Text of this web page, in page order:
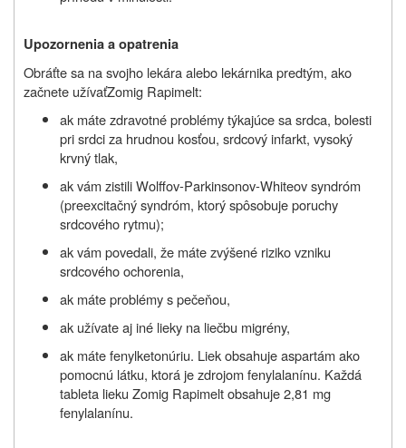
Upozornenia a opatrenia
Obráťte sa na svojho lekára alebo lekárnika predtým, ako
začnete užívaťZomig Rapimelt:
ak máte zdravotné problémy týkajúce sa srdca, bolesti
pri srdci za hrudnou kosťou, srdcový infarkt, vysoký
krvný tlak,
ak vám zistili Wolffov-Parkinsonov-Whiteov syndróm
(preexcitačný syndróm, ktorý spôsobuje poruchy
srdcového rytmu);
ak vám povedali, že máte zvýšené riziko vzniku
srdcového ochorenia,
ak máte problémy s pečeňou,
ak užívate aj iné lieky na liečbu migrény,
ak máte fenylketonúriu. Liek obsahuje aspartám ako
pomocnú látku, ktorá je zdrojom fenylalanínu. Každá
tableta lieku Zomig Rapimelt obsahuje 2,81 mg
fenylalanínu.